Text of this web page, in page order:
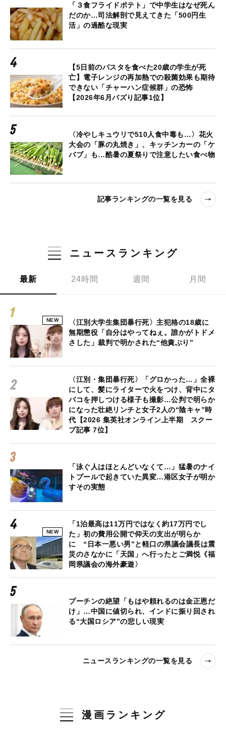
「３食フライドポテト」で中学生はなぜ死ん
だのか…司法解剖で見えてきた「500円生
活」の過酷な現実
【5日前のパスタを食べた20歳の学生が死
亡】電子レンジの再加熱での殺菌効果も期待
できない「チャーハン症候群」の恐怖
【2026年6月バズり記事1位】
〈冷やしキュウリで510人食中毒も…〉花火
大会の「豚の丸焼き」、キッチンカーの「ケ
バブ」も…酷暑の夏祭りで注意したい食べ物
記事ランキングの一覧を見る
ニュースランキング
最新 24時間 週間 月間
NEW
〈江別大学生集団暴行死〉主犯格の18歳に
無期懲役「自分はやってねぇ。誰かがトドメ
さした」裁判で明かされた“他責ぶり”
〈江別・集団暴行死〉「グロかった…」全裸
にして、髪にライターで火をつけ、背中にタ
バコを押しつける様子も撮影…公判で明らか
になった壮絶リンチと女子2人の“陰キャ”時
代【2026 集英社オンライン上半期 スクー
プ記事 7位】
「泳ぐ人はほとんどいなくて…」猛暑のナイ
トプールで起きていた異変…港区女子が明か
すその実態
NEW
「1泊最高は11万円ではなく約17万円でし
た」初の費用公開で仰天の支出が明らか
に “日本一悪い男”と軽口の県議会議長は震
災のさなかに「天国」へ行ったとご満悦《福
岡県議会の海外豪遊〉
プーチンの絶望「もはや頼れるのは金正恩だ
け」…中国に値切られ、インドに振り回され
る“大国ロシア”の悲しい現実
ニュースランキングの一覧を見る
漫画ランキング